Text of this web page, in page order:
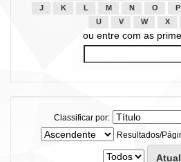
J
K L M N O P
U
V W X
ou entre com as
Classificar por:
Resultados/